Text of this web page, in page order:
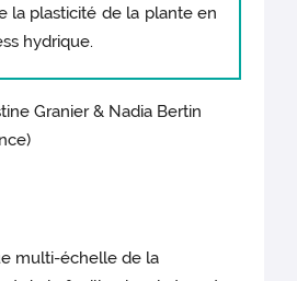
la plasticité de la plante en
hydrique.
Granier & Nadia Bertin
multi-échelle de la